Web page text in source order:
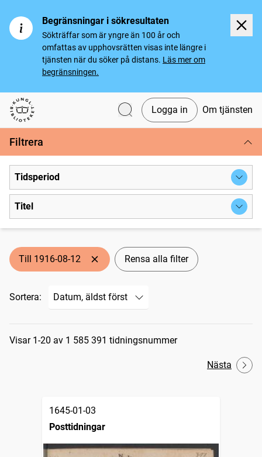
Begränsningar i sökresultaten
Sökträffar som är yngre än 100 år och
omfattas av upphovsrätten visas inte längre i
tjänsten när du söker på distans. Läs mer om
begränsningen.
Svenska tidningar
Logga in Om tjänsten
Filtrera
Tidsperiod
Titel
Till 1916-08-12 Rensa alla filter
Sortera:
Sökresultat
Visar 1-20 av 1 585 391 tidningsnummer
Nästa
1645-01-03
Posttidningar